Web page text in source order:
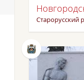
Старорусский